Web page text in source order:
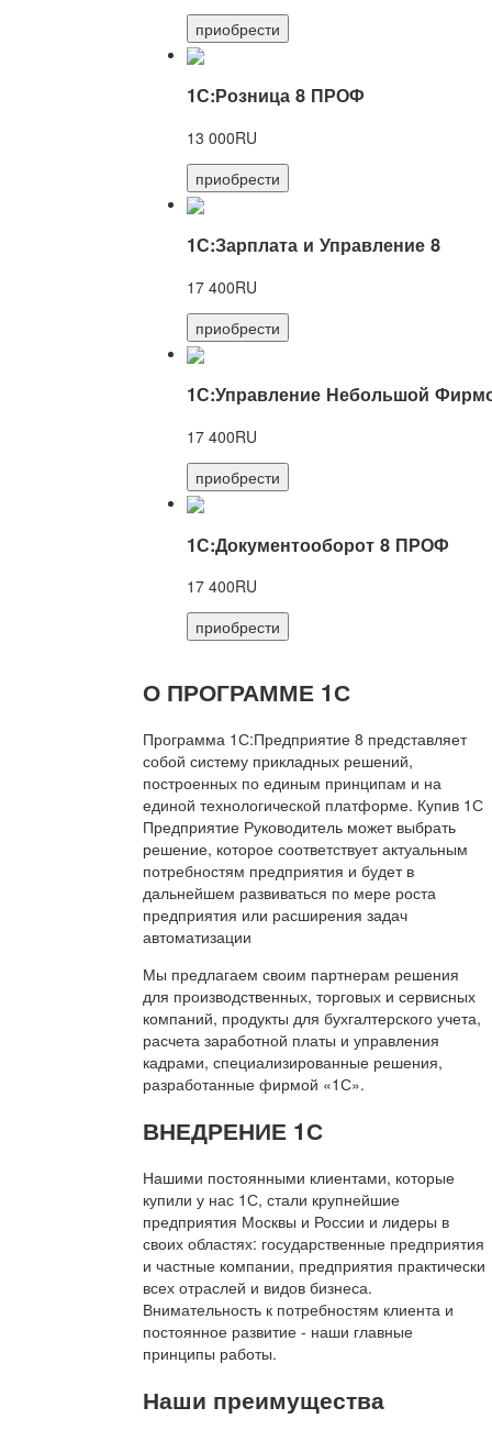
приобрести
1С:Розница 8 ПРОФ
13 000RU
приобрести
1С:Зарплата и Управление 8
17 400RU
приобрести
1С:Управление Небольшой
17 400RU
приобрести
1С:Документооборот 8 ПРОФ
17 400RU
приобрести
О ПРОГРАММЕ 1С
Программа 1С:Предприятие 8 представляет
собой систему прикладных решений,
построенных по единым принципам и на
единой технологической платформе. Купив 1С
Предприятие Руководитель может выбрать
решение, которое соответствует актуальным
потребностям предприятия и будет в
дальнейшем развиваться по мере роста
предприятия или расширения задач
автоматизации
Мы предлагаем своим партнерам решения
для производственных, торговых и сервисных
компаний, продукты для бухгалтерского учета,
расчета заработной платы и управления
кадрами, специализированные решения,
разработанные фирмой «1С».
ВНЕДРЕНИЕ 1С
Нашими постоянными клиентами, которые
купили у нас 1С, стали крупнейшие
предприятия Москвы и России и лидеры в
своих областях: государственные предприятия
и частные компании, предприятия практически
всех отраслей и видов бизнеса.
Внимательность к потребностям клиента и
постоянное развитие - наши главные
принципы работы.
Наши преимущества